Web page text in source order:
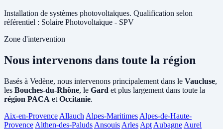
Installation de systèmes photovoltaïques. Qualification selon
référentiel : Solaire Photovoltaïque - SPV
Zone d'intervention
Nous intervenons dans toute la région
Basés à Vedène, nous intervenons principalement dans le Vaucluse,
les Bouches-du-Rhône, le Gard et plus largement dans toute la
région PACA et Occitanie.
Aix-en-Provence Allauch Alpes-Maritimes Alpes-de-Haute-
Provence Althen-des-Paluds Ansouis Arles Apt Aubagne Aurel